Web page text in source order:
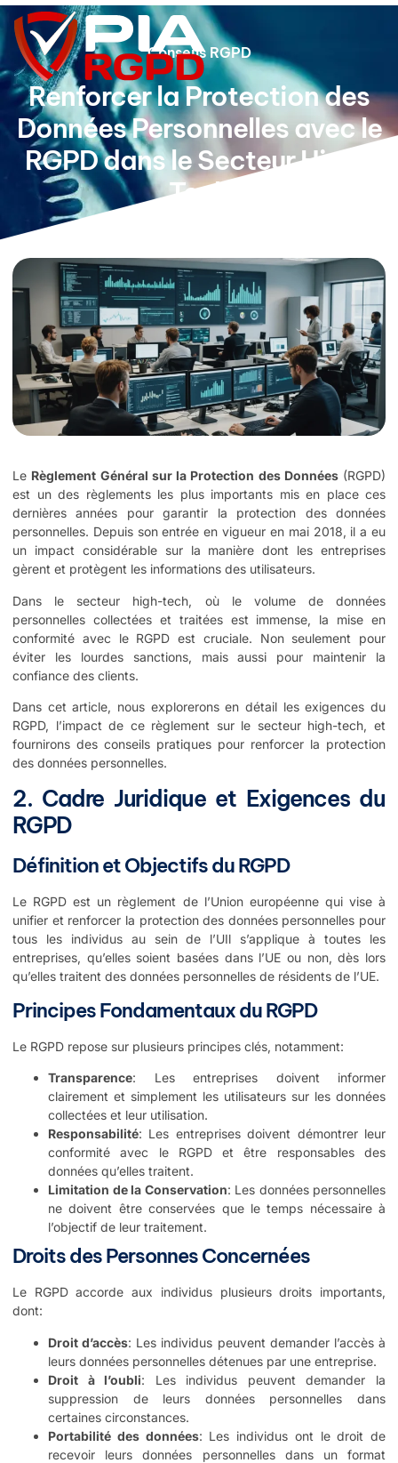
Conseils RGPD
Renforcer la Protection des
Données Personnelles avec le
RGPD dans le Secteur High-
Tech
Le Règlement Général sur la Protection des Données(RGPD)
est un des règlements les plus importants mis en place ces
dernières années pour garantir la protection des données
personnelles. Depuis son entrée en vigueur en mai 2018, il a eu
un impact considérable sur la manière dont les entreprises
gèrent et protègent les informations des utilisateurs.
Dans le secteur high-tech, où le volume de données
personnelles collectées et traitées est immense, la mise en
conformité avec le RGPD est cruciale. Non seulement pour
éviter les lourdes sanctions, mais aussi pour maintenir la
confiance des clients.
Dans cet article, nous explorerons en détail les exigences du
RGPD, l’impact de ce règlement sur le secteur high-tech, et
fournirons des conseils pratiques pour renforcer la protection
des données personnelles.
2. Cadre Juridique et Exigences du
RGPD
Définition et Objectifs du RGPD
Le RGPD est un règlement de l’Union européenne qui vise à
unifier et renforcer la protection des données personnelles pour
tous les individus au sein de l’UIl s’applique à toutes les
entreprises, qu’elles soient basées dans l’UE ou non, dès lors
qu’elles traitent des données personnelles de résidents de l’UE.
Principes Fondamentaux du RGPD
Le RGPD repose sur plusieurs principes clés, notamment:
Transparence: Les entreprises doivent informer
clairement et simplement les utilisateurs sur les données
collectées et leur utilisation.
Responsabilité: Les entreprises doivent démontrer leur
conformité avec le RGPD et être responsables des
données qu’elles traitent.
Limitation de la Conservation: Les données personnelles
ne doivent être conservées que le temps nécessaire à
l’objectif de leur traitement.
Droits des Personnes Concernées
Le RGPD accorde aux individus plusieurs droits importants,
dont:
Droit d’accès: Les individus peuvent demander l’accès à
leurs données personnelles détenues par une entreprise.
Droit à l’oubli: Les individus peuvent demander la
suppression de leurs données personnelles dans
certaines circonstances.
Portabilité des données: Les individus ont le droit de
recevoir leurs données personnelles dans un format